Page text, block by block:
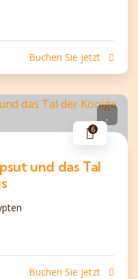
Buchen Sie jetzt
6
und das Tal
Buchen Sie jetzt